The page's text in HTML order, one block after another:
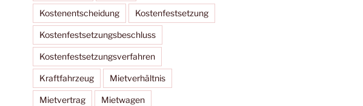
Kostenentscheidung Kostenfestsetzung
Kostenfestsetzungsbeschluss
Kostenfestsetzungsverfahren
Kraftfahrzeug Mietverhältnis
Mietvertrag Mietwagen